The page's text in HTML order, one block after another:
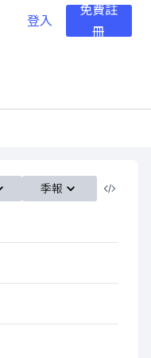
登入
免費註
冊
季報